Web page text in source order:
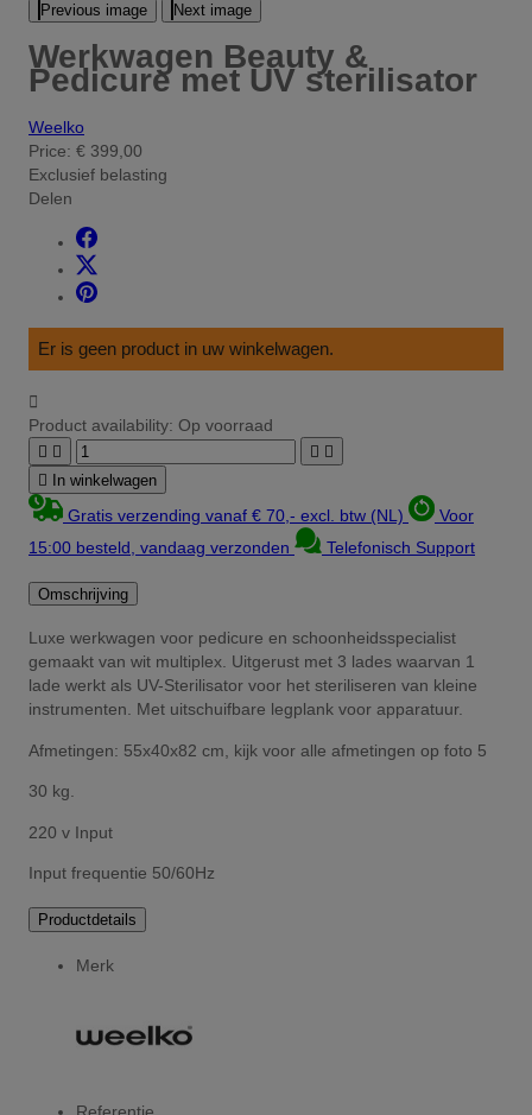
Previous image Next image
Werkwagen Beauty &
Pedicure met UV sterilisator
Weelko
Price: € 399,00
Exclusief belasting
Delen
Er is geen product in uw winkelwagen.

Product availability: Op voorraad
   
 In winkelwagen
Gratis verzending vanaf € 70,- excl. btw (NL)
Voor
15:00 besteld, vandaag verzonden
Telefonisch Support
Omschrijving
Luxe werkwagen voor pedicure en schoonheidsspecialist
gemaakt van wit multiplex. Uitgerust met 3 lades waarvan 1
lade werkt als UV-Sterilisator voor het steriliseren van kleine
instrumenten. Met uitschuifbare legplank voor apparatuur.
Afmetingen: 55x40x82 cm, kijk voor alle afmetingen op foto 5
30 kg.
220 v Input
Input frequentie 50/60Hz
Productdetails
Merk
Referentie